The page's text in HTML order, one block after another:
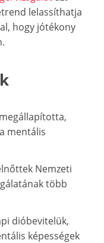
lelassíthatja
hogy jótékony
mentális
Nemzeti
több
dióbevitelük,
képességek